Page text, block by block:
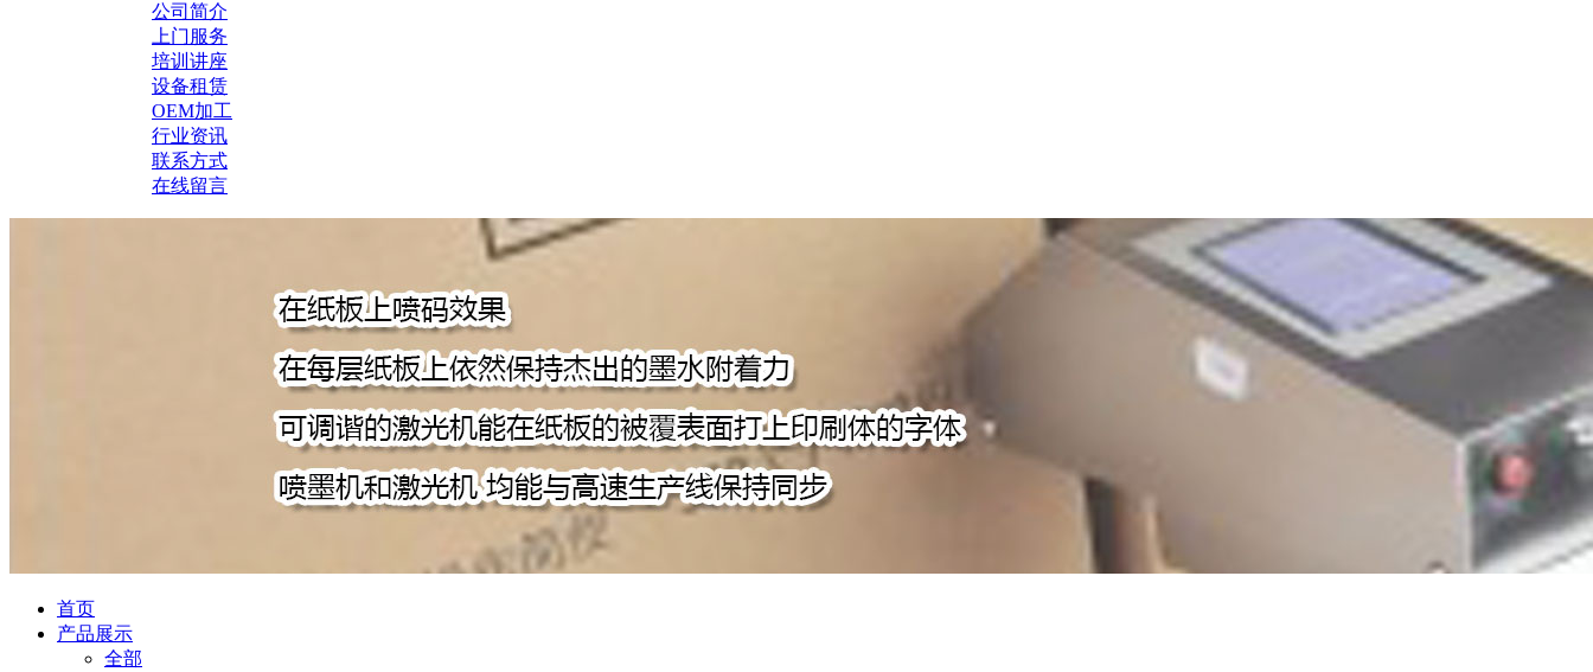
公司简介
上门服务
培训讲座
设备租赁
OEM加工
行业资讯
联系方式
在线留言
首页
产品展示
全部